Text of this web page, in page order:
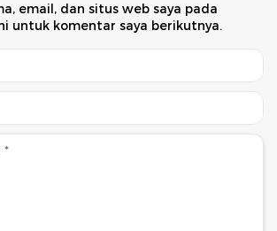
email, dan situs web saya pada
untuk komentar saya berikutnya.